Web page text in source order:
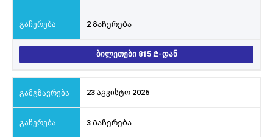
2 Გაჩერება
ᲑᲘᲚᲔᲗᲔᲑᲘ 815 -ᲓᲐᲜ
23 აგვისტო 2026
3 Გაჩერება